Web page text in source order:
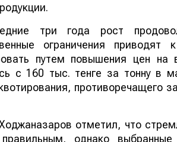
три года рост
ограничения
путем повышения цен
с 160 тыс. тенге за тонну в
противоречащего
отметил, что
правильным, однако